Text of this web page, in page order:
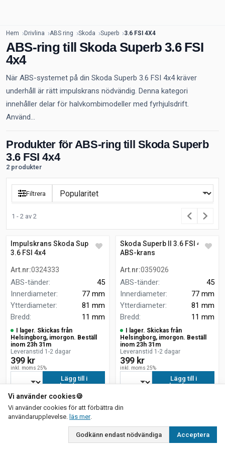
Hem Drivlina ABS ring Skoda Superb 3.6 FSI 4X4
ABS-ring till Skoda Superb 3.6 FSI
4x4
När ABS-systemet på din Skoda Superb 3.6 FSI 4x4 kräver
underhåll är rätt impulskrans nödvändig. Denna kategori
innehåller delar för halvkombimodeller med fyrhjulsdrift.
Använd...
Produkter för ABS-ring till Skoda Superb
3.6 FSI 4x4
2 produkter
Filtrera
1 - 2 av 2
Impulskrans Skoda Superb II
3.6 FSI 4x4
Art.nr:0324333
ABS-tänder:
45
Innerdiameter:
77 mm
Ytterdiameter:
81 mm
Bredd: 11 mm
I lager. Skickas från
Helsingborg, imorgon. Beställ
inom 23h 31m
Leveranstid 1-2 dagar
399 kr
inkl. moms 25%
Lägg till i
kundvagn
Skoda Superb II 3.6 FSI 4x4
ABS-krans
Art.nr:0359026
ABS-tänder:
45
Innerdiameter:
77 mm
Ytterdiameter:
81 mm
Bredd: 11 mm
I lager. Skickas från
Helsingborg, imorgon. Beställ
inom 23h 31m
Leveranstid 1-2 dagar
399 kr
inkl. moms 25%
Lägg till i
kundvagn
Vi använder cookies🍪
Vi använder cookies för att förbättra din
användarupplevelse. läs merom vår integritetspolicy
.
Godkänn endast nödvändiga Acceptera